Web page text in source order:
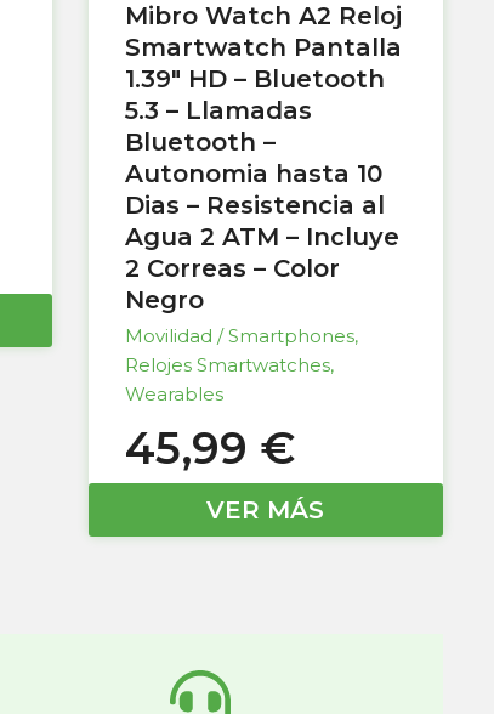
Mibro Watch A2 Reloj
Smartwatch Pantalla
1.39″ HD – Bluetooth
5.3 – Llamadas
Bluetooth –
Autonomia hasta 10
Dias – Resistencia al
Agua 2 ATM – Incluye
2 Correas – Color
Negro
Movilidad / Smartphones,
Relojes Smartwatches,
Wearables
45,99 €
VER MÁS